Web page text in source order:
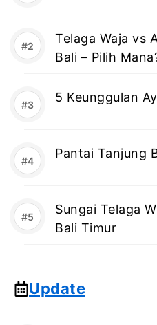
Telaga Waja vs
Bali – Pilih
5 Keunggulan
Pantai Tanjung
Sungai Telaga
Bali Timur
Update